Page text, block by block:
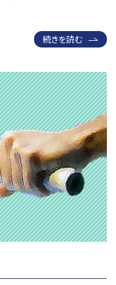
続きを読む